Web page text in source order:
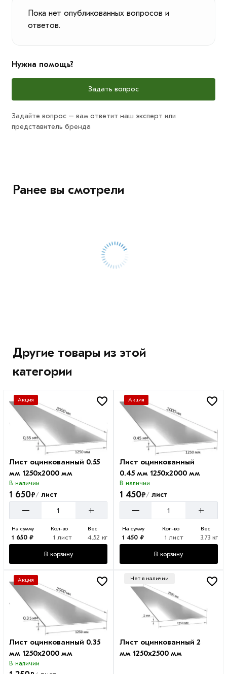
Пока нет опубликованных вопросов и
ответов.
Нужна помощь?
Задать вопрос
Задайте вопрос – вам ответит наш эксперт или
представитель бренда
Ранее вы смотрели
Другие товары из этой
категории
Акция
Лист оцинкованный 0.55
мм 1250х2000 мм
В наличии
1 650₽/ лист
– +
На сумму
1 650 ₽
Кол-во
1 лист
Вес
4.52 кг
В корзину
Акция
Лист оцинкованный
0.45 мм 1250х2000 мм
В наличии
1 450₽/лист
– +
На сумму
1 450 ₽
Кол-во
1 лист
Вес
3.73 кг
В корзину
Акция
Лист оцинкованный 0.35
мм 1250х2000 мм
В наличии
Нет в наличии
Лист оцинкованный 2
мм 1250х2500 мм